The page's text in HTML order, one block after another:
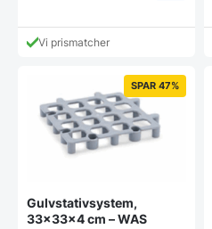
Vi prismatcher
SPAR 47%
Gulvstativsystem,
33x33x4 cm – WAS